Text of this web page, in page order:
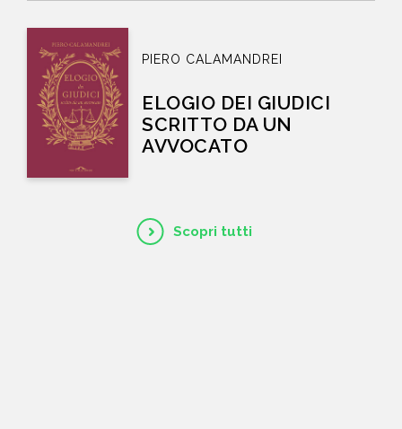
Scopri tutti
PIERO CALAMANDREI
ELOGIO DEI GIUDICI
SCRITTO DA UN
AVVOCATO